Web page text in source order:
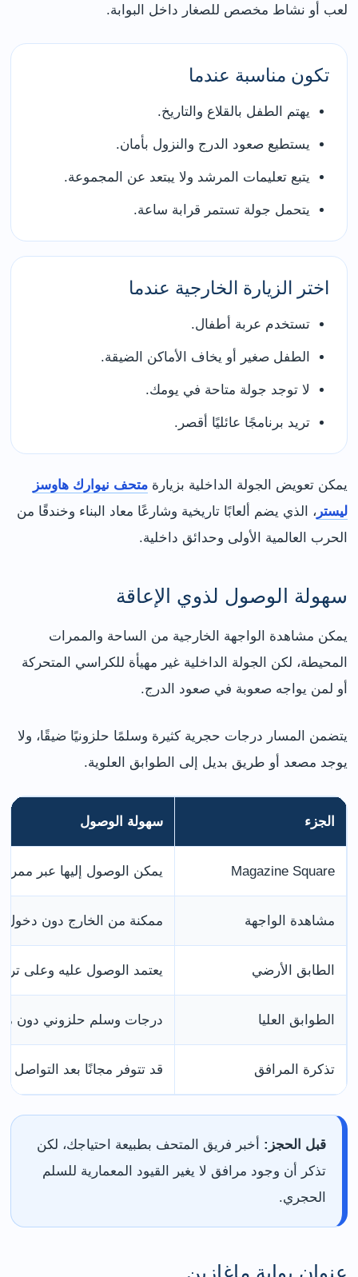
لعب أو نشاط مخصص للصغار داخل البوابة.
تكون مناسبة عندما
يهتم الطفل بالقلاع والتاريخ.
يستطيع صعود الدرج والنزول بأمان.
يتبع تعليمات المرشد ولا يبتعد عن المجموعة.
يتحمل جولة تستمر قرابة ساعة.
اختر الزيارة الخارجية عندما
تستخدم عربة أطفال.
الطفل صغير أو يخاف الأماكن الضيقة.
لا توجد جولة متاحة في يومك.
تريد برنامجًا عائليًا أقصر.
يمكن تعويض الجولة الداخلية بزيارة متحف نيوارك هاوسز
ليستر ، الذي يضم ألعابًا تاريخية وشارعًا معاد البناء وخندقًا من
الحرب العالمية الأولى وحدائق داخلية.
سهولة الوصول لذوي الإعاقة
يمكن مشاهدة الواجهة الخارجية من الساحة والممرات
المحيطة، لكن الجولة الداخلية غير مهيأة للكراسي المتحركة
أو لمن يواجه صعوبة في صعود الدرج.
يتضمن المسار درجات حجرية كثيرة وسلمًا حلزونيًا ضيقًا، ولا
يوجد مصعد أو طريق بديل إلى الطوابق العلوية.
الجزء سهولة الوصول
Magazine Square يمكن الوصول إليها عبر
مشاهدة الواجهة ممكنة من الخارج دون دخول
الطابق الأرضي يعتمد الوصول عليه وعلى
الطوابق العليا درجات وسلم حلزوني دون
تذكرة المرافق قد تتوفر مجانًا بعد التواصل
قبل الحجز: أخبر فريق المتحف بطبيعة احتياجك، لكن
تذكر أن وجود مرافق لا يغير القيود المعمارية للسلم
الحجري.
عنوان بوابة ماغازين